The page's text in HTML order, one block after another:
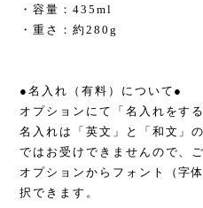
・容量：435ml
・重さ：約280g
●名入れ（有料）について●
オプションにて「名入れをす
名入れは「英文」と「和文」
ではお受けできませんので、
オプションからフォント（字
択できます。